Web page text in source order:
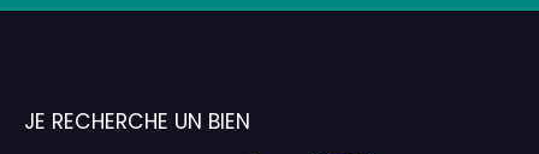
JE RECHERCHE UN BIEN